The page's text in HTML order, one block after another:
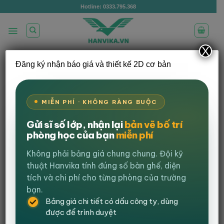
qua
dung
Hotline: 0333.795.368
BÀN IKEA: Sự Lựa Chọn Hoàn Hảo Cho
Mọi Không Gian
Đăng vào27 Tháng 6, 2024 bởiNguyễn Trung Kiên
Views: 2.893
Nội dung bài viết
BÀN IKEA: Sự Lựa Chọn Hoàn Hảo Cho Mọi Không
1. Thiết Kế Đa Dạng và Hiện Đại: Phù Hợp Mọi Phong
Cách
1.1 Phong Cách Tối Giản
Đăng ký nhận báo giá và thiết kế 2D cơ bản
MIỄN PHÍ · KHÔNG RÀNG BUỘC
Gửi sĩ số lớp, nhận lạibản vẽ bố trí
phòng học của bạnmiễn phí
Không phải bảng giá chung chung. Đội kỹ
thuật Hanvika tính đúng số bàn ghế, diện
tích và chi phí cho từng phòng của trường
bạn.
Bảng giá chi tiết có dấu công ty, dùng
được để trình duyệt
X